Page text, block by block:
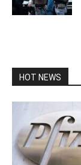
HOT NEWS